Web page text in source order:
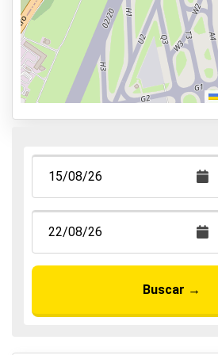
Servicio de aparcacoches
Aparca y anda
Aparca, duerme y vuela
Buscar →